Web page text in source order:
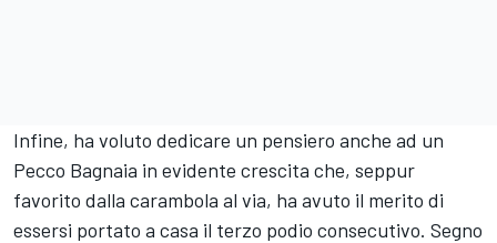
Infine, ha voluto dedicare un pensiero anche ad un
Pecco Bagnaia in evidente crescita che, seppur
favorito dalla carambola al via, ha avuto il merito di
essersi portato a casa il terzo podio consecutivo. Segno